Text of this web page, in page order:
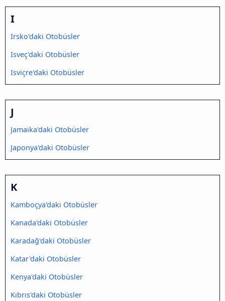
I
Irsko'daki Otobüsler
Isveç'daki Otobüsler
Isviçre'daki Otobüsler
J
Jamaika'daki Otobüsler
Japonya'daki Otobüsler
K
Kamboçya'daki Otobüsler
Kanada'daki Otobüsler
Karadağ'daki Otobüsler
Katar'daki Otobüsler
Kenya'daki Otobüsler
Kıbrıs'daki Otobüsler